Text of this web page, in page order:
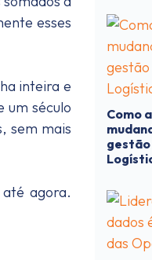
esses
inteira e
um século
sem mais
agora.
Como
gestão